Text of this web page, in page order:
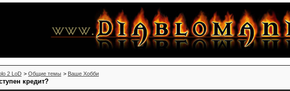
2 LoD > Общие темы > Ваше Xобби
кредит?